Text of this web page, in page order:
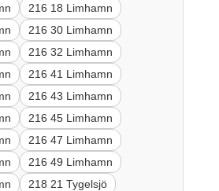
216 18 Limhamn
216 30 Limhamn
216 32 Limhamn
216 41 Limhamn
216 43 Limhamn
216 45 Limhamn
216 47 Limhamn
216 49 Limhamn
218 21 Tygelsjö